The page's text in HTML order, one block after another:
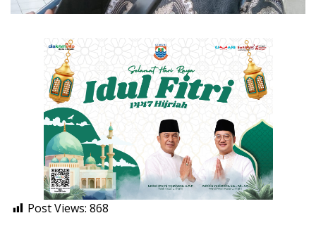
Post Views: 868